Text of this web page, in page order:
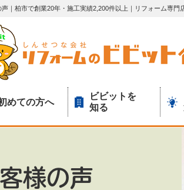
声｜柏市で創業20年・施工実績2,200件以上｜リフォーム専門
めての方へ
ビビットを
知る
様の声